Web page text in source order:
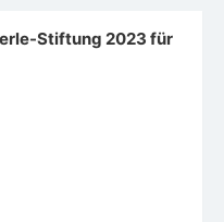
Stiftung 2023 für